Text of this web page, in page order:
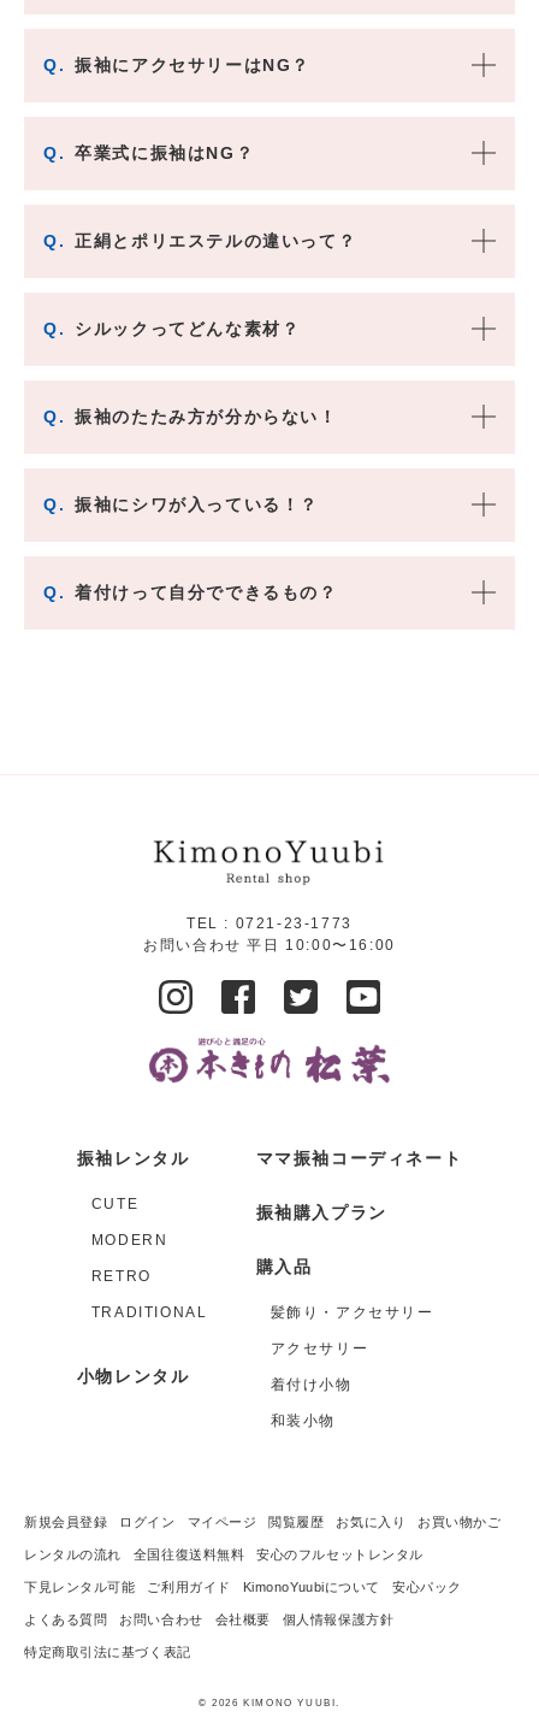
Q. 振袖にアクセサリーはNG？
Q. 卒業式に振袖はNG？
Q. 正絹とポリエステルの違いって？
Q. シルックってどんな素材？
Q. 振袖のたたみ方が分からない！
Q. 振袖にシワが入っている！？
Q. 着付けって自分でできるもの？
TEL : 0721-23-1773
お問い合わせ 平日 10:00〜16:00
振袖レンタル
CUTE
MODERN
RETRO
TRADITIONAL
小物レンタル
ママ振袖コーディネート
振袖購入プラン
購入品
髪飾り・アクセサリー
アクセサリー
着付け小物
和装小物
新規会員登録 ログイン マイページ 閲覧履歴 お気に入り お買い物かご
レンタルの流れ 全国往復送料無料 安心のフルセットレンタル
下見レンタル可能 ご利用ガイド KimonoYuubiについて 安心パック
よくある質問 お問い合わせ 会社概要 個人情報保護方針
特定商取引法に基づく表記
© 2026 KIMONO YUUBI.